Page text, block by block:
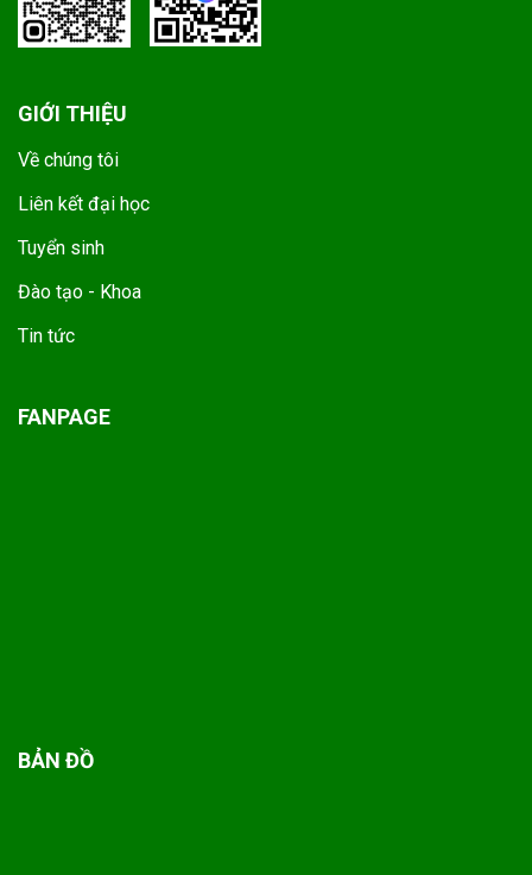
GIỚI THIỆU
Về chúng tôi
Liên kết đại học
Tuyển sinh
Đào tạo - Khoa
Tin tức
FANPAGE
BẢN ĐỒ